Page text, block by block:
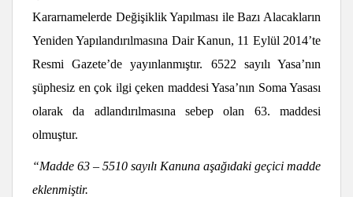
Kararnamelerde Değişiklik Yapılması ile Bazı Alacakların
Yeniden Yapılandırılmasına Dair Kanun, 11 Eylül 2014’te
Resmi Gazete’de yayınlanmıştır. 6522 sayılı Yasa’nın
şüphesiz en çok ilgi çeken maddesi Yasa’nın Soma Yasası
olarak da adlandırılmasına sebep olan 63. maddesi
olmuştur.
“Madde 63 – 5510 sayılı Kanuna aşağıdaki geçici madde
eklenmiştir.